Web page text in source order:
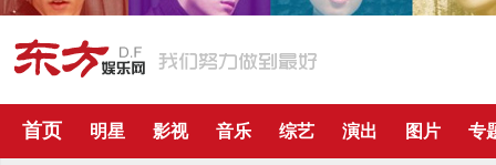
首页 明星 影视 音乐 综艺 演出 图片 专